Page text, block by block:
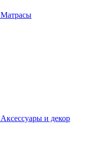
Матрасы
Аксессуары и декор